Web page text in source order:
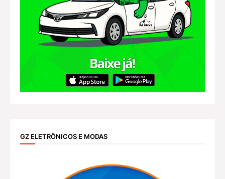
GZ ELETRÔNICOS E MODAS